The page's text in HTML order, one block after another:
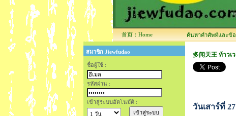
首页：Home ค้นหาคำศัพท์และข้อ
สมาชิก Jiewfudao
ชื่อผู้ใช้ :
รหัสผ่าน :
เข้าสู่ระบบอัตโนมัติ :
多闻天王 ท้าว
วันเสาร์ที่